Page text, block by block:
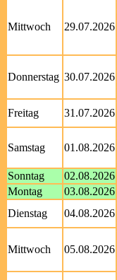
Mittwoch 29.07.2026
Donnerstag 30.07.2026
Freitag
31.07.2026
Samstag 01.08.2026
Sonntag
02.08.2026
Montag
03.08.2026
Dienstag
04.08.2026
Mittwoch 05.08.2026